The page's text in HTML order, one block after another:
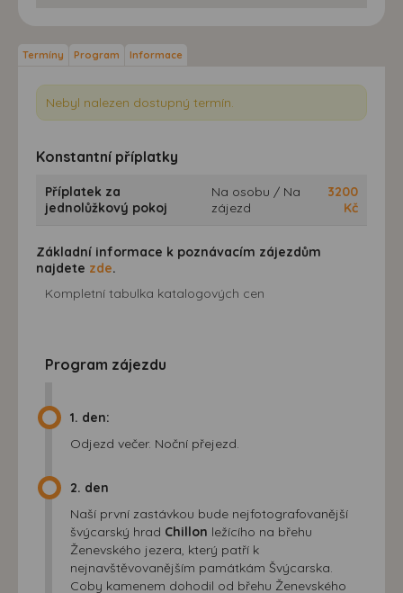
Termíny Program Informace
Nebyl nalezen dostupný termín.
Konstantní příplatky
Příplatek za
jednolůžkový pokoj
Na osobu / Na
zájezd
3200
Kč
Základní informace k poznávacím zájezdům
najdete zde.
Kompletní tabulka katalogových cen
Program zájezdu
1. den:
Odjezd večer. Noční přejezd.
2. den
Naší první zastávkou bude nejfotografovanější
švýcarský hrad Chillon ležícího na břehu
Ženevského jezera, který patří k
nejnavštěvovanějším památkám Švýcarska.
Coby kamenem dohodil od břehu Ženevského